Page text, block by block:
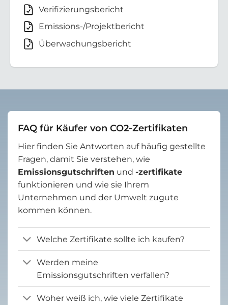
Verifizierungsbericht
Emissions-/Projektbericht
Überwachungsbericht
FAQ für Käufer von CO2-Zertifikaten
Hier finden Sie Antworten auf häufig gestellte
Fragen, damit Sie verstehen, wie
Emissionsgutschriften und -zertifikate
funktionieren und wie sie Ihrem
Unternehmen und der Umwelt zugute
kommen können.
Welche Zertifikate sollte ich kaufen?
Werden meine
Emissionsgutschriften verfallen?
Woher weiß ich, wie viele Zertifikate